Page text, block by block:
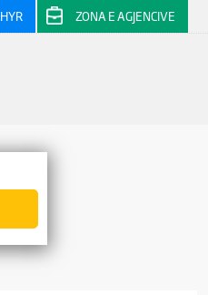
ZONA E AGJENCIVE
HYR